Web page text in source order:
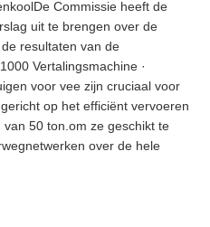
Commissie heeft de
uit te brengen over de
resultaten van de
Vertalingsmachine ·
voor vee zijn cruciaal voor
op het efficiënt vervoeren
50 ton.om ze geschikt te
over de hele